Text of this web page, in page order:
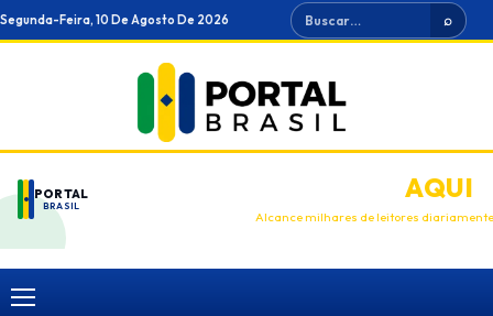
Ir
para
Segunda-Feira, 10 De Agosto De 2026 Buscar ⌕
PORTAL
BRASIL
ANUNCIEAQUI
Alcance milhares de leitores diariamente